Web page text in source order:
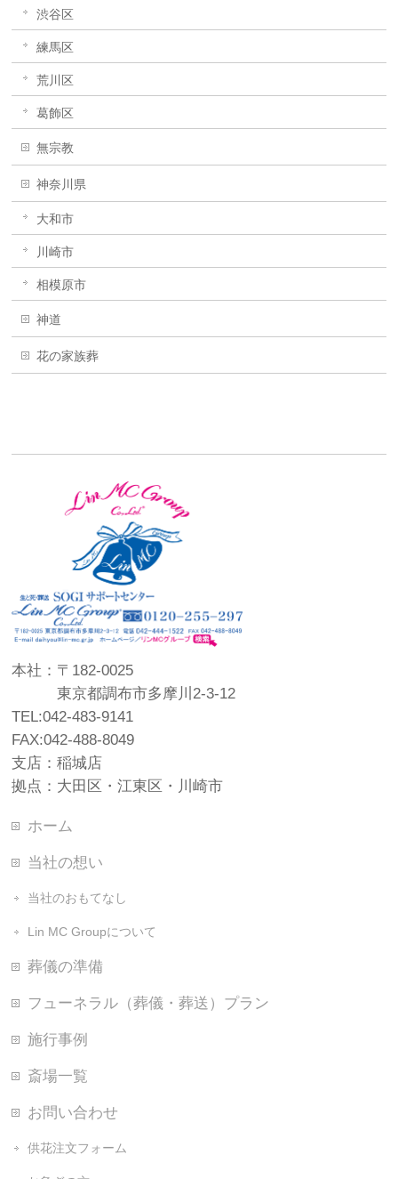
渋谷区
練馬区
荒川区
葛飾区
無宗教
神奈川県
大和市
川崎市
相模原市
神道
花の家族葬
本社：〒182-0025
東京都調布市多摩川2-3-12
TEL:042-483-9141
FAX:042-488-8049
支店：稲城店
拠点：大田区・江東区・川崎市
ホーム
当社の想い
当社のおもてなし
Lin MC Groupについて
葬儀の準備
フューネラル（葬儀・葬送）プラン
施行事例
斎場一覧
お問い合わせ
供花注文フォーム